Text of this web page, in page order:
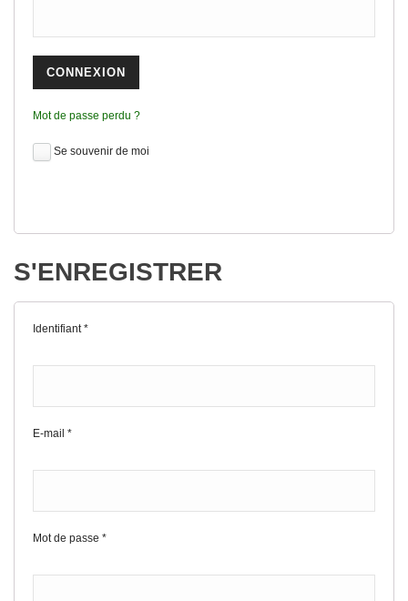
Mot de passe perdu ?
Se souvenir de moi
S'ENREGISTRER
Identifiant*
E-mail *
Mot de passe *